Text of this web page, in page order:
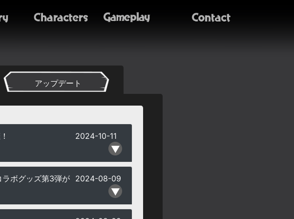
アップデート
2024-10-11
ラボグッズ第3弾が
2024-08-09